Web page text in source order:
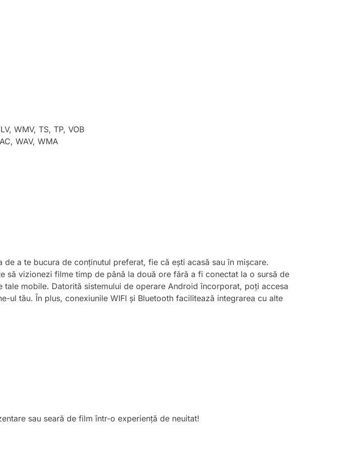
WMV, TS, TP, VOB
WAV, WMA
a te bucura de conținutul preferat, fie că ești acasă sau în mișcare.
să vizionezi filme timp de până la două ore fără a fi conectat la o sursă de
mobile. Datorită sistemului de operare Android încorporat, poți accesa
tău. În plus, conexiunile WIFI și Bluetooth facilitează integrarea cu alte
sau seară de film într-o experiență de neuitat!